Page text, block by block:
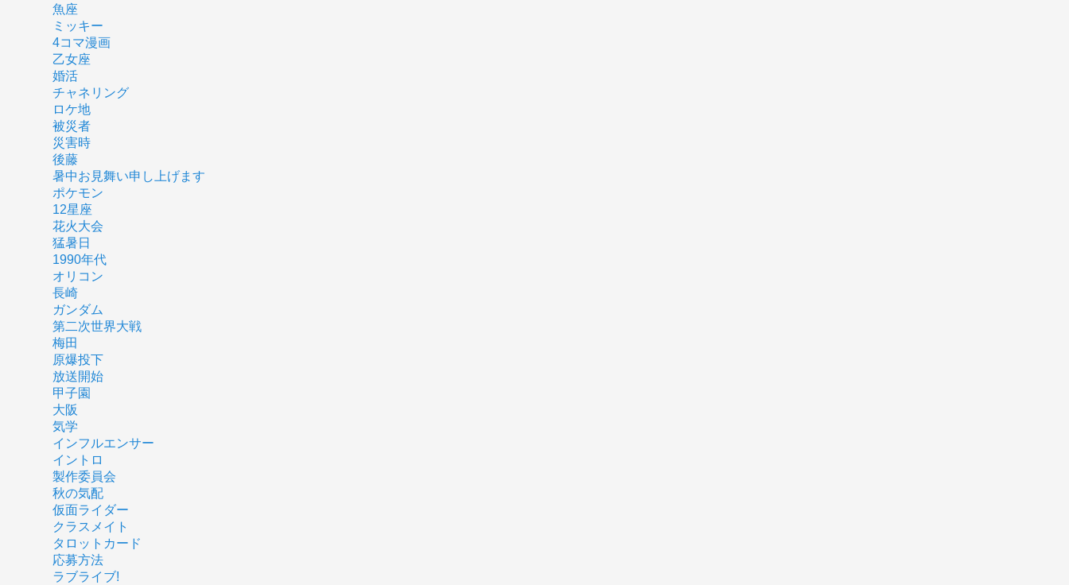
魚座
ミッキー
4コマ漫画
乙女座
婚活
チャネリング
ロケ地
被災者
災害時
後藤
暑中お見舞い申し上げます
ポケモン
12星座
花火大会
猛暑日
1990年代
オリコン
長崎
ガンダム
第二次世界大戦
梅田
原爆投下
放送開始
甲子園
大阪
気学
インフルエンサー
イントロ
製作委員会
秋の気配
仮面ライダー
クラスメイト
タロットカード
応募方法
ラブライブ!